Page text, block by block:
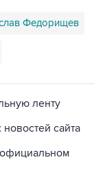
Федорищев
ленту
сайта